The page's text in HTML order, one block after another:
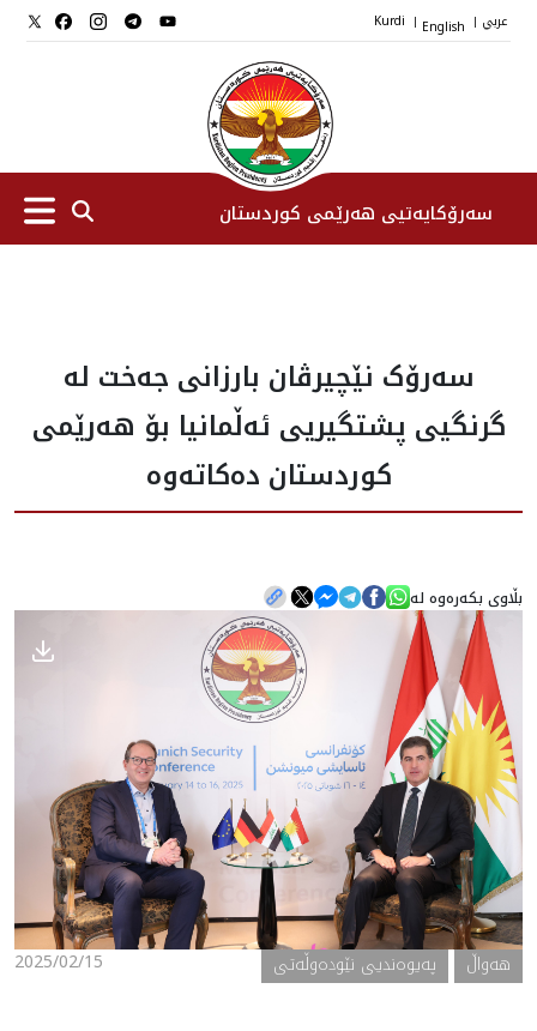
عربي |
English
|
Kurdi
سەرۆکایەتیی هەرێمی کوردستان
جێگرانی سه‌رۆک
ستافی سەرۆکایەتی
هه‌واڵ
گەلەری
سەرۆک نێچیرڤان بارزانی جه‌خت له‌
گرنگيى پشتگيريى ئه‌ڵمانيا بۆ هه‌رێمى
كوردستان ده‌كاته‌وه‌
بڵاوی بکەرەوە لە
2025/02/15 هه‌واڵ په‌یوه‌ندیی نێوده‌وڵه‌تی